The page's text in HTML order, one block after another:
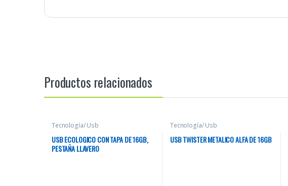
Productos relacionados
Tecnología/ Usb
USB ECOLOGICO CON TAPA DE 16GB,
PESTAÑA LLAVERO
Tecnología/ Usb
USB TWISTER METALICO ALFA DE 16GB